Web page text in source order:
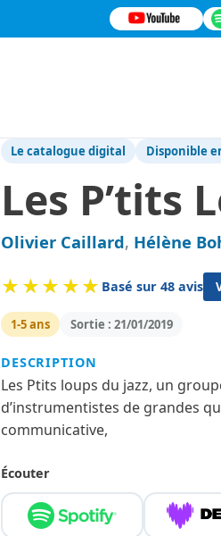
Le catalogue digital Disponible
Les P’tits
Olivier Caillard, Hélène
Basé sur 48 avis
1-5 ans Sortie : 21/01/2019
DESCRIPTION
Les Ptits loups du jazz, un
d’instrumentistes de grandes
communicative,
Écouter